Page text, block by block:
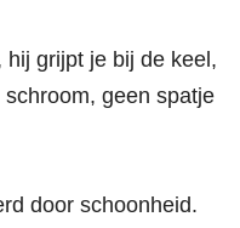
grijpt je bij de keel,
geen spatje
door schoonheid.